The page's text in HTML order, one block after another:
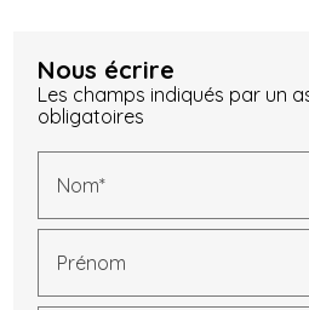
Nous écrire
Les champs indiqués par un
obligatoires
Nom*
Prénom